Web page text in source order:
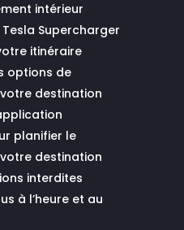
intérieur
Supercharger
itinéraire
options de
destination
planifier le
destination
interdites
à l’heure et au